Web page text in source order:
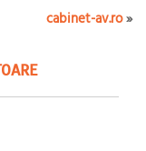
cabinet-av.ro»